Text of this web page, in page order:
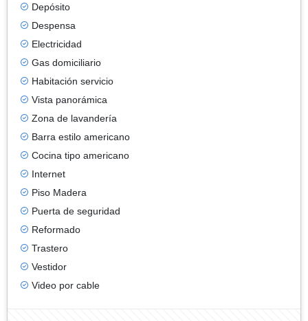
Depósito
Despensa
Electricidad
Gas domiciliario
Habitación servicio
Vista panorámica
Zona de lavandería
Barra estilo americano
Cocina tipo americano
Internet
Piso Madera
Puerta de seguridad
Reformado
Trastero
Vestidor
Video por cable